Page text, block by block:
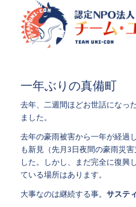
一年ぶりの真備町
去年、二週間ほどお世話になっ
ました。
去年の豪雨被害から一年が経過
も新見（先月3日夜間の豪雨災
した。しかし、まだ完全に復興
ている場所はあります。
大事なのは継続する事。 サステ